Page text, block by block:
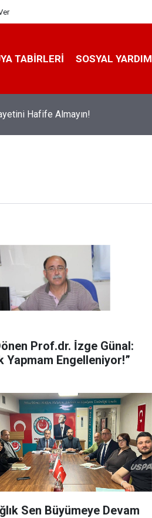
TABIRLERI SOSYAL YARDIM
Hafife Almayın!
Prof.dr. İ̇zge Günal:
Yapmam Engelleniyor!”
Sen Büyümeye Devam